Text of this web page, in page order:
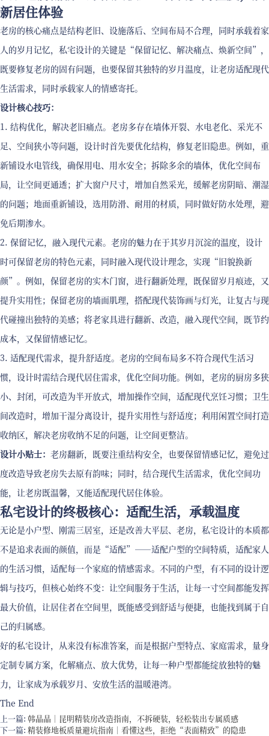
新居住体验
老房的核心痛点是结构老旧、设施落后、空间布局不合理，同时承载着家
人的岁月记忆，私宅设计的关键是“保留记忆、解决痛点、焕新空间”，
既要修复老房的固有问题，也要保留其独特的岁月温度，让老房适配现代
生活需求，同时承载家人的情感寄托。
设计核心技巧：
1. 结构优化，解决老旧痛点。老房多存在墙体开裂、水电老化、采光不
足、空间狭小等问题，设计时首先要优化结构，修复老旧隐患。例如，重
新铺设水电管线，确保用电、用水安全；拆除多余的墙体，优化空间布
局，让空间更通透；扩大窗户尺寸，增加自然采光，缓解老房阴暗、潮湿
的问题；地面重新铺设，选用防滑、耐用的材质，同时做好防水处理，避
免后期渗水。
2. 保留记忆，融入现代元素。老房的魅力在于其岁月沉淀的温度，设计
时可保留老房的特色元素，同时融入现代设计理念，实现“旧貌换新
颜”。例如，保留老房的实木门窗，进行翻新处理，既保留岁月痕迹，又
提升实用性；保留老房的墙面肌理，搭配现代装饰画与灯光，让复古与现
代碰撞出独特的美感；将老家具进行翻新、改造，融入现代空间，既节约
成本，又保留情感记忆。
3. 适配现代需求，提升舒适度。老房的空间布局多不符合现代生活习
惯，设计时需结合现代居住需求，优化空间功能。例如，老房的厨房多狭
小、封闭，可改造为半开放式，增加操作空间，适配现代烹饪习惯；卫生
间改造时，增加干湿分离设计，提升实用性与舒适度；利用闲置空间打造
收纳区，解决老房收纳不足的问题，让空间更整洁。
设计小贴士： 老房翻新，既要注重结构安全，也要保留情感记忆，避免过
度改造导致老房失去原有韵味；同时，结合现代生活需求，优化空间功
能，让老房既温馨，又能适配现代居住体验。
私宅设计的终极核心：适配生活，承载温度
无论是小户型、刚需三居室，还是改善大平层、老房，私宅设计的本质都
不是追求表面的颜值，而是“适配”——适配户型的空间特质，适配家人
的生活习惯，适配每一个家庭的情感需求。不同的户型，有不同的设计逻
辑与技巧，但核心始终不变：让空间服务于生活，让每一寸空间都能发挥
最大价值，让居住者在空间里，既能感受到舒适与便捷，也能找到属于自
己的归属感。
好的私宅设计，从来没有标准答案，而是根据户型特点、家庭需求，量身
定制专属方案，化解痛点、放大优势，让每一种户型都能绽放独特的魅
力，让家成为承载岁月、安放生活的温暖港湾。
The End
上一篇: 韩晶晶｜昆明精装房改造指南，不拆硬装，轻松装出专属质感
下一篇: 精装修地板质量避坑指南｜看懂这些，拒绝“表面精致”的隐患